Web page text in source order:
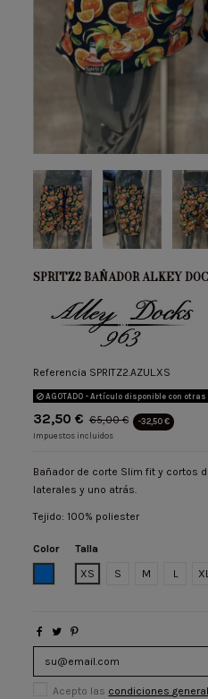
SPRITZ2 BAÑADOR ALKEY
Referencia SPRITZ2.AZUL.XS
AGOTADO - Artículo disponible con
32,50 € 65,00 € -32,50 €
Impuestos incluidos
Bañador de corte Slim fit y cortos
laterales y uno atrás.
Tejido: 100% poliester
Color
Talla
XS
S M L XL
Acepto las condiciones